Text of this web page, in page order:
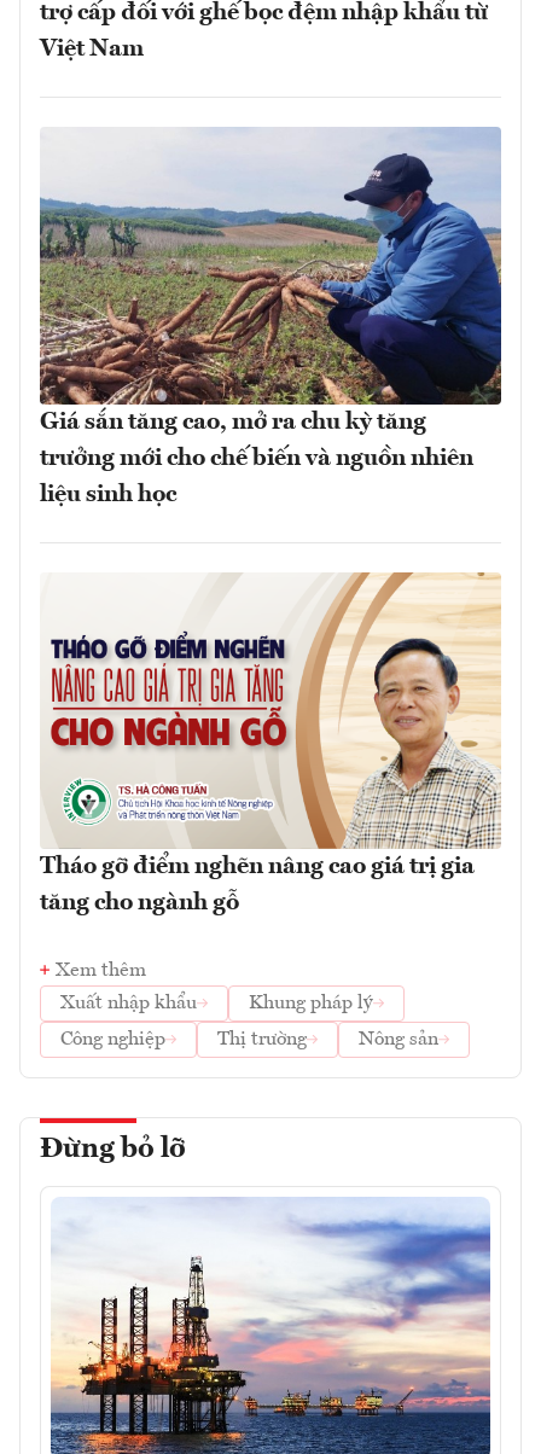
trợ cấp đối với ghế bọc đệm nhập khẩu từ
Việt Nam
Giá sắn tăng cao, mở ra chu kỳ tăng
trưởng mới cho chế biến và nguồn nhiên
liệu sinh học
Tháo gỡ điểm nghẽn nâng cao giá trị gia
tăng cho ngành gỗ
Xem thêm
Xuất nhập khẩu
Khung pháp lý
Công nghiệp
Thị trường Nông sản
Đừng bỏ lỡ